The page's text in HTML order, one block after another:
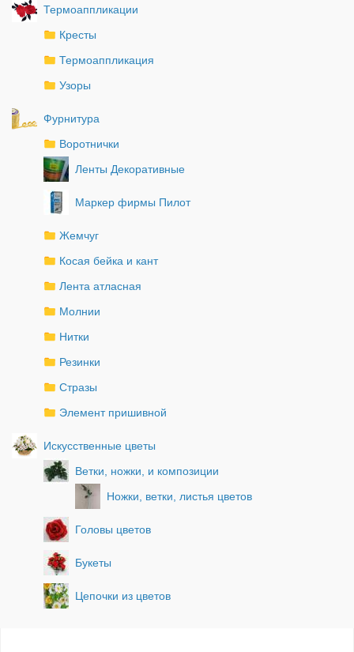
Термоаппликации
Кресты
Термоаппликация
Узоры
Фурнитура
Воротнички
Ленты Декоративные
Маркер фирмы Пилот
Жемчуг
Косая бейка и кант
Лента атласная
Молнии
Нитки
Резинки
Стразы
Элемент пришивной
Искусственные цветы
Ветки, ножки, и композиции
Ножки, ветки, листья цветов
Головы цветов
Букеты
Цепочки из цветов